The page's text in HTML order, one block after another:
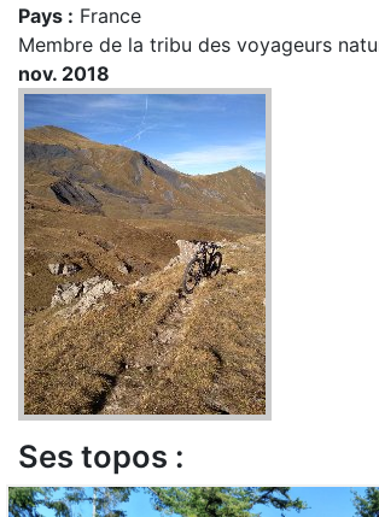
Pays : France
Membre de la tribu des voyageurs
nov. 2018
Ses topos :